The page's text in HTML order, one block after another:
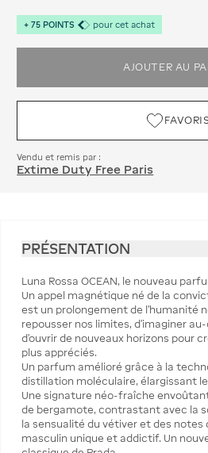
+ 75 POINTS pour cet achat
AJOUTER AU
Vendu et remis par :
Extime Duty Free Paris
PRÉSENTATION
Luna Rossa OCEAN, le nouveau
Un appel magnétique né de la
est un prolongement de l’humanité
repousser nos limites, d’imaginer
d’ouvrir de nouveaux horizons pour
plus appréciés.
Un parfum amélioré grâce à la
distillation moléculaire, élargissant
Une signature néo-fraîche
de bergamote, contrastant avec la
la sensualité du vétiver et des notes
masculin unique et addictif. Un